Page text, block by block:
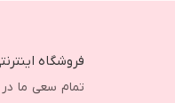
فروشگاه
تمام سعی ما